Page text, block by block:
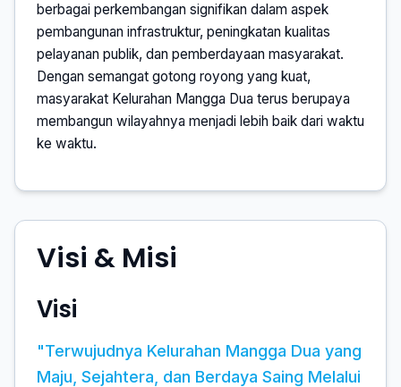
berbagai perkembangan signifikan dalam aspek
pembangunan infrastruktur, peningkatan kualitas
pelayanan publik, dan pemberdayaan masyarakat.
Dengan semangat gotong royong yang kuat,
masyarakat Kelurahan Mangga Dua terus berupaya
membangun wilayahnya menjadi lebih baik dari waktu
ke waktu.
Visi & Misi
Visi
"Terwujudnya Kelurahan Mangga Dua yang
Maju, Sejahtera, dan Berdaya Saing Melalui